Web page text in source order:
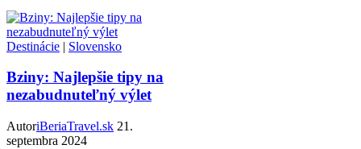
Destinácie | Slovensko
Bziny: Najlepšie tipy na
nezabudnuteľný výlet
AutoriBeriaTravel.sk 21.
septembra 2024